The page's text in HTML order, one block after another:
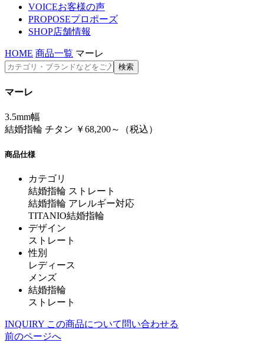
VOICEお客様の声
PROPOSEプロポーズ
SHOP店舗情報
HOME 商品一覧 マーレ
マーレ
3.5mm幅
結婚指輪 チタン ￥68,200～（税込）
商品仕様
カテゴリ
結婚指輪 ストレート
結婚指輪 アレルギー対応
TITANIO結婚指輪
デザイン
ストレート
性別
レディース
メンズ
結婚指輪
ストレート
INQUIRY この商品について問い合わせる
前のページへ